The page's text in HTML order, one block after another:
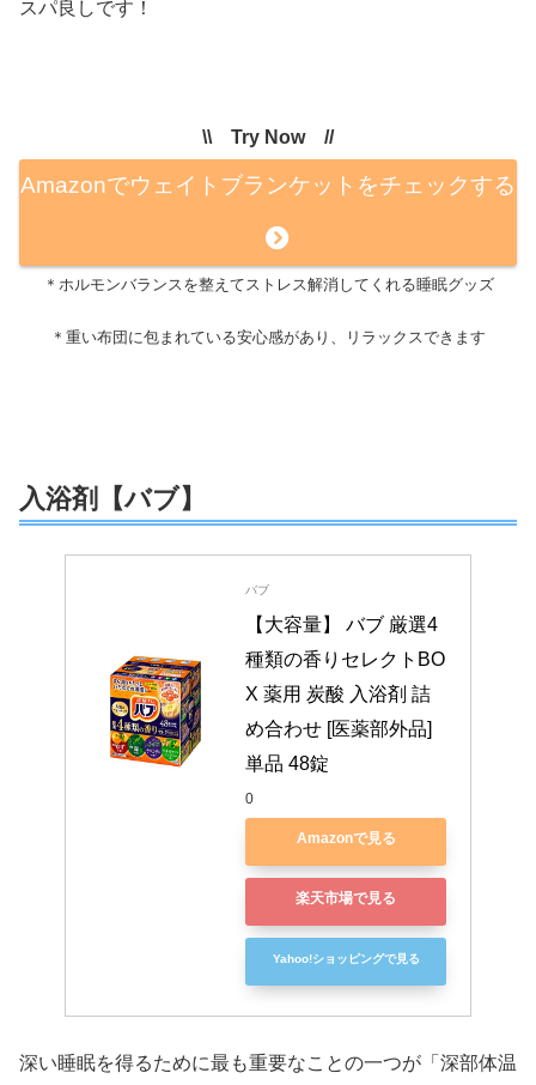
スパ良しです！
\\ Try Now //
Amazonでウェイトブランケットをチェックする
＊ホルモンバランスを整えてストレス解消してくれる睡眠グッズ
＊重い布団に包まれている安心感があり、リラックスできます
入浴剤【バブ】
バブ
【大容量】 バブ 厳選4
種類の香りセレクトBO
X 薬用 炭酸 入浴剤 詰
め合わせ [医薬部外品]
単品 48錠
0
Amazonで見る
楽天市場で見る
Yahoo!ショッピングで見る
深い睡眠を得るために最も重要なことの一つが「深部体温